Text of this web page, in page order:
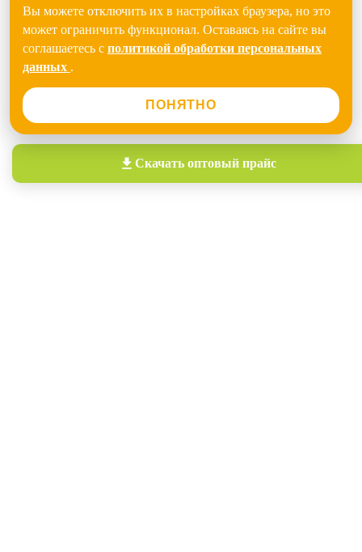
Вы можете отключить их в настройках браузера, но это
может ограничить функционал. Оставаясь на сайте вы
соглашаетесь с политикой обработки персональных
данных .
ПОНЯТНО
Скачать оптовый прайс